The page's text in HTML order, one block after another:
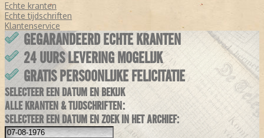
Echte kranten
Echte tijdschriften
Klantenservice
GEGARANDEERD ECHTE KRANTEN
24 UURS LEVERING MOGELIJK
GRATIS PERSOONLIJKE FELICITATIE
SELECTEER EEN DATUM EN BEKIJK
ALLE KRANTEN & TIJDSCHRIFTEN:
SELECTEER EEN DATUM EN ZOEK IN HET ARCHIEF: